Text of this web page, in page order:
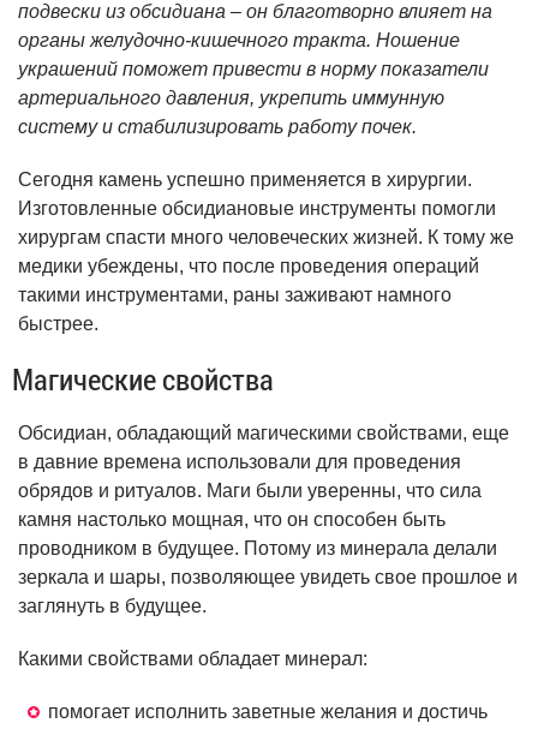
подвески из обсидиана – он благотворно влияет на
органы желудочно-кишечного тракта. Ношение
украшений поможет привести в норму показатели
артериального давления, укрепить иммунную
систему и стабилизировать работу почек.
Сегодня камень успешно применяется в хирургии.
Изготовленные обсидиановые инструменты помогли
хирургам спасти много человеческих жизней. К тому же
медики убеждены, что после проведения операций
такими инструментами, раны заживают намного
быстрее.
Магические свойства
Обсидиан, обладающий магическими свойствами, еще
в давние времена использовали для проведения
обрядов и ритуалов. Маги были уверенны, что сила
камня настолько мощная, что он способен быть
проводником в будущее. Потому из минерала делали
зеркала и шары, позволяющее увидеть свое прошлое и
заглянуть в будущее.
Какими свойствами обладает минерал:
помогает исполнить заветные желания и достичь